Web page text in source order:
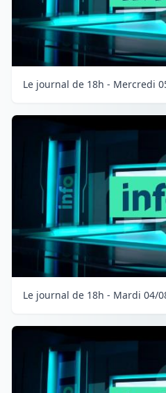
Le journal de 18h - Mercredi
Le journal de 18h - Mardi 04/